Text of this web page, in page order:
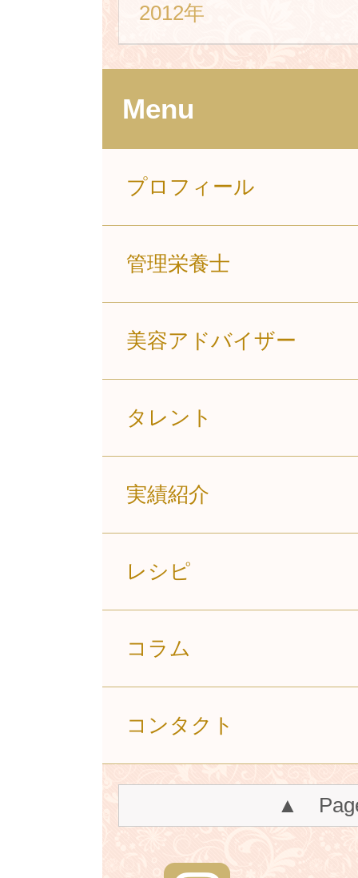
2012年
Menu
プロフィール
管理栄養士
美容アドバイザー
タレント
実績紹介
レシピ
コラム
コンタクト
▲